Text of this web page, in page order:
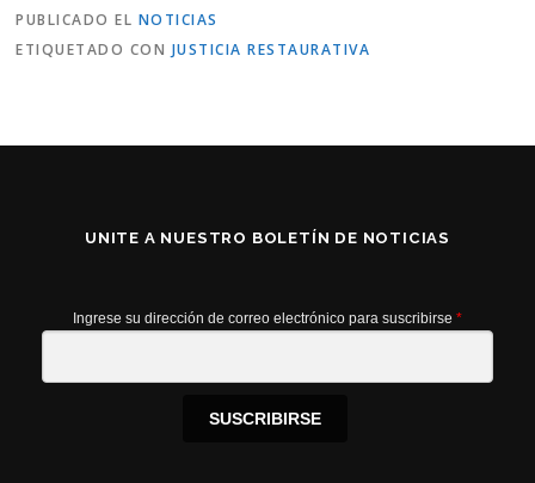
PUBLICADO EL NOTICIAS
ETIQUETADO CON JUSTICIA RESTAURATIVA
UNITE A NUESTRO BOLETÍN DE NOTICIAS
Ingrese su dirección de correo electrónico para suscribirse *
SUSCRIBIRSE